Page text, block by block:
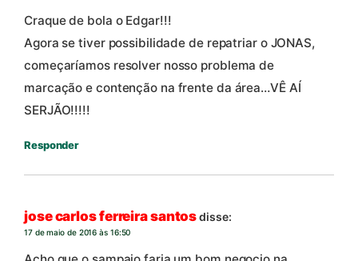
Craque de bola o Edgar!!!
Agora se tiver possibilidade de repatriar o JONAS,
começaríamos resolver nosso problema de
marcação e contenção na frente da área…VÊ AÍ
SERJÃO!!!!!
Responder
jose carlos ferreira santosdisse:
17 de maio de 2016 às 16:50